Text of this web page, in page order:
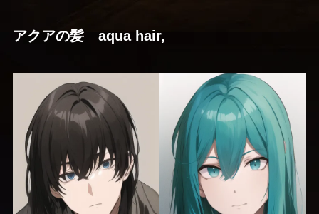
アクアの髪 aqua hair,